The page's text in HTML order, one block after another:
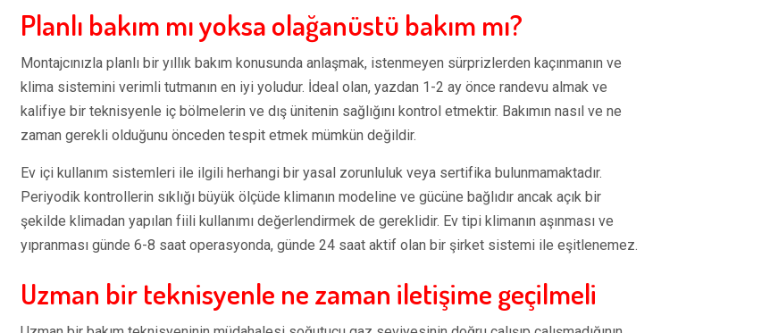
Planlı bakım mı yoksa olağanüstü bakım mı?
Montajcınızla planlı bir yıllık bakım konusunda anlaşmak, istenmeyen sürprizlerden kaçınmanın ve
klima sistemini verimli tutmanın en iyi yoludur. İdeal olan, yazdan 1-2 ay önce randevu almak ve
kalifiye bir teknisyenle iç bölmelerin ve dış ünitenin sağlığını kontrol etmektir. Bakımın nasıl ve ne
zaman gerekli olduğunu önceden tespit etmek mümkün değildir.
Ev içi kullanım sistemleri ile ilgili herhangi bir yasal zorunluluk veya sertifika bulunmamaktadır.
Periyodik kontrollerin sıklığı büyük ölçüde klimanın modeline ve gücüne bağlıdır ancak açık bir
şekilde klimadan yapılan fiili kullanımı değerlendirmek de gereklidir. Ev tipi klimanın aşınması ve
yıpranması günde 6-8 saat operasyonda, günde 24 saat aktif olan bir şirket sistemi ile eşitlenemez.
Uzman bir teknisyenle ne zaman iletişime geçilmeli